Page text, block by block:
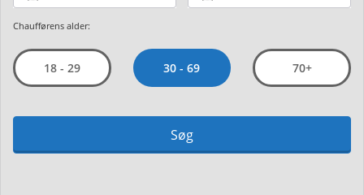
Chaufførens alder:
18 - 29 30 - 69 70+
Søg